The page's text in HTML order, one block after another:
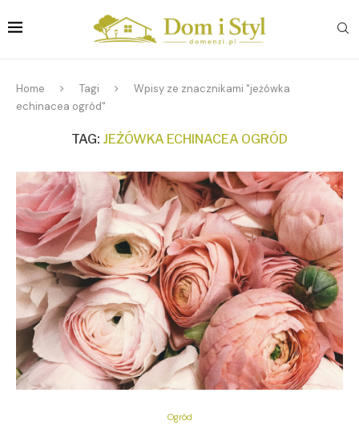
Home Tagi
Wpisy ze znacznikami "jeżówka
echinacea ogród"
TAG: JEŻÓWKA ECHINACEA OGRÓD
Ogród